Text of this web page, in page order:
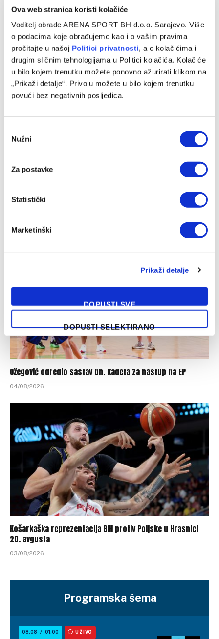
Ova web stranica koristi kolačiće
Voditelj obrade ARENA SPORT BH d.o.o. Sarajevo. Više
o podacima koje obrađujemo kao i o vašim pravima
pročitajte u našoj Politici privatnosti, a o kolačićima i
drugim sličnim tehnologijama u Politici kolačića. Kolačiće
u bilo kojem trenutku možete ponovno ažurirati klikom na
„Prikaži detalje“. Privolu možete u bilo kojem trenutku
povući bez negativnih posljedica.
Selection
Nužni
Za postavke
Statistički
Marketinški
Prikaži detalje
DOPUSTI SVE
DOPUSTI SELEKTIRANO
Chase Audige predstavljen u novom klubu
05/08/2026
04/08/2026
Ožegović odredio sastav bh. kadeta za nastup na EP
04/08/2026
Košarkaška reprezentacija BiH protiv Poljske u Hrasnici
20. avgusta
03/08/2026
Programska šema